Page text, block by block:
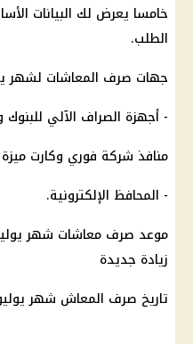
خامسا يعرض لك البيانات
الطلب.
جهات صرف المعاشات لشهر يوليو
- أجهزة الصراف الآلي للبنوك
منافذ شركة فوري وكارت ميزة
- المحافظ الإلكترونية.
زيادة جديدة
تاريخ صرف المعاش شهر يوليو 2024 وطريقة